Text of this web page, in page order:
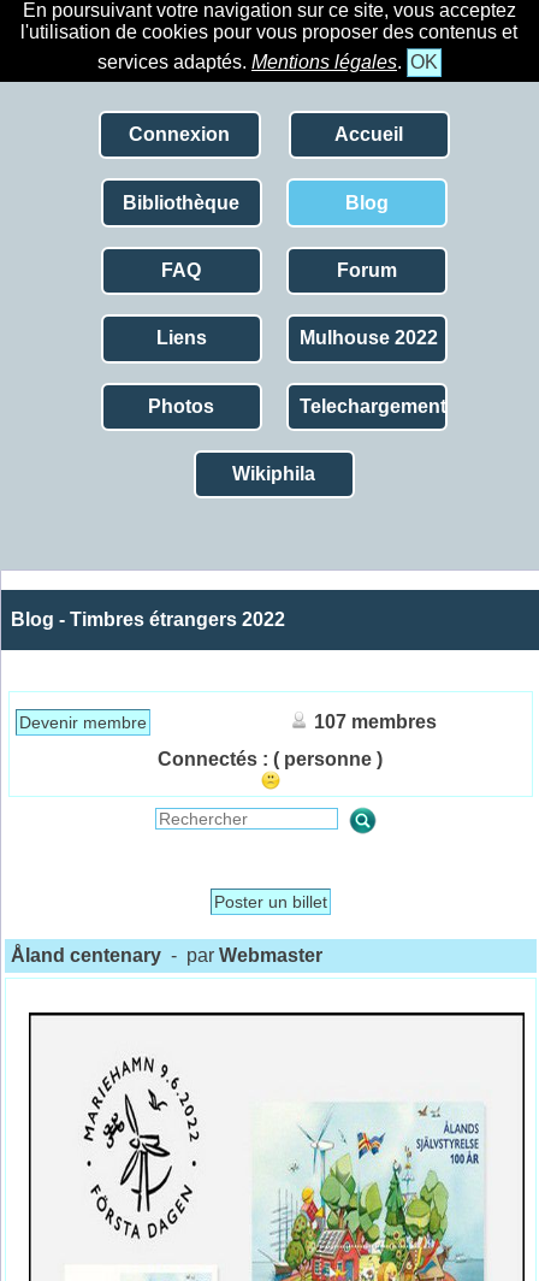
En poursuivant votre navigation sur ce site, vous acceptez
l'utilisation de cookies pour vous proposer des contenus et
services adaptés. Mentions légales. OK
Connexion Accueil
Bibliothèque Blog
FAQ Forum
Liens Mulhouse 2022
Photos Telechargement
Wikiphila
Blog - Timbres étrangers 2022
Devenir membre
107 membres
Connectés : ( personne )
Poster un billet
Åland centenary - parWebmaster